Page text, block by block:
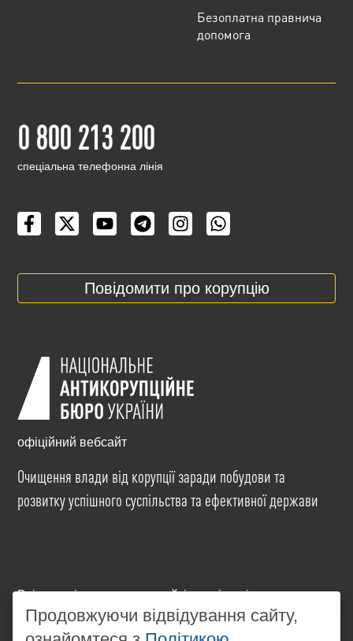
Безоплатна правнича
допомога
0 800 213 200
cпеціальна телефонна лінія
Повідомити про корупцію
офіційний вебсайт
Очищення влади від корупції заради побудови та
розвитку успішного суспільства та ефективної держави
Всі матеріали на цьому сайті розміщені на умовах
ліцензіїCreative Commons Attribution-NonCommercial-
NoDerivatives 4.0 International. Використання будь-
Продовжуючи відвідування сайту,